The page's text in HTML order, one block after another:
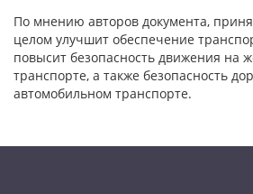
По мнению авторов документа,
целом улучшит обеспечение
повысит безопасность движения на
транспорте, а также безопасность
автомобильном транспорте.